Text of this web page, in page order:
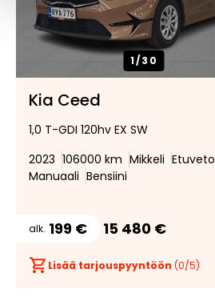
1/30
Kia Ceed
1,0 T-GDI 120hv EX SW
2023 106000 km Mikkeli Etuveto
Manuaali Bensiini
alk. 199 € 15 480 €
Lisää tarjouspyyntöön (0/5)